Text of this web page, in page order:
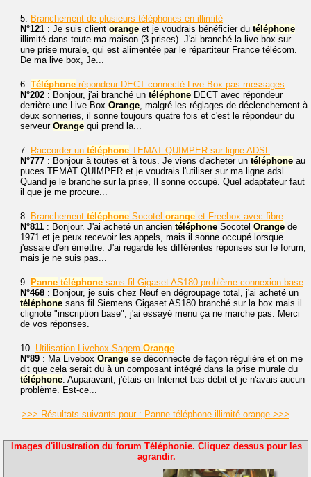
5. Branchement de plusieurs téléphones en illimité
N°121 : Je suis client orange et je voudrais bénéficier du téléphone
illimité dans toute ma maison (3 prises). J'ai branché la live box sur
une prise murale, qui est alimentée par le répartiteur France télécom.
De ma live box, Je...
6. Téléphone répondeur DECT connecté Live Box pas messages
N°202 : Bonjour, j'ai branché un téléphone DECT avec répondeur
derrière une Live Box Orange, malgré les réglages de déclenchement à
deux sonneries, il sonne toujours quatre fois et c'est le répondeur du
serveur Orange qui prend la...
7. Raccorder un téléphone TEMAT QUIMPER sur ligne ADSL
N°777 : Bonjour à toutes et à tous. Je viens d'acheter un téléphone au
puces TEMAT QUIMPER et je voudrais l'utiliser sur ma ligne adsl.
Quand je le branche sur la prise, Il sonne occupé. Quel adaptateur faut
il que je me procure...
8. Branchement téléphone Socotel orange et Freebox avec fibre
N°811 : Bonjour. J'ai acheté un ancien téléphone Socotel Orange de
1971 et je peux recevoir les appels, mais il sonne occupé lorsque
j'essaie d'en émettre. J'ai regardé les différentes réponses sur le forum,
mais je ne suis pas...
9. Panne téléphone sans fil Gigaset AS180 problème connexion base
N°468 : Bonjour, je suis chez Neuf en dégroupage total, j'ai acheté un
téléphone sans fil Siemens Gigaset AS180 branché sur la box mais il
clignote "inscription base", j'ai essayé menu ça ne marche pas. Merci
de vos réponses.
10. Utilisation Livebox Sagem Orange
N°89 : Ma Livebox Orange se déconnecte de façon régulière et on me
dit que cela serait du à un composant intégré dans la prise murale du
téléphone. Auparavant, j'étais en Internet bas débit et je n'avais aucun
problème. Est-ce...
>>> Résultats suivants pour : Panne téléphone illimité orange >>>
Images d'illustration du forum Téléphonie. Cliquez dessus pour les
agrandir.